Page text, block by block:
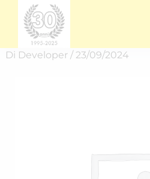
contenuto
Di Developer / 23/09/2024